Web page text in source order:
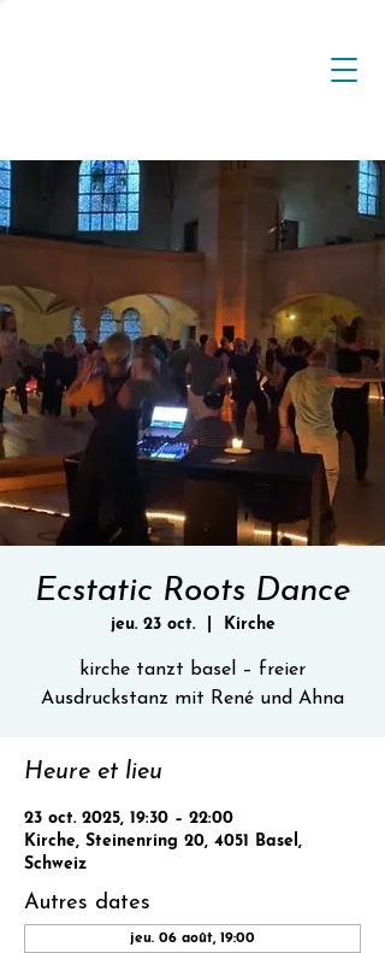
Ecstatic Roots Dance
jeu. 23 oct.
  |
Kirche
kirche tanzt basel – freier
Ausdruckstanz mit René und Ahna
Heure et lieu
23 oct. 2025, 19:30 – 22:00
Kirche, Steinenring 20, 4051 Basel,
Schweiz
Autres dates
jeu. 06 août, 19:00